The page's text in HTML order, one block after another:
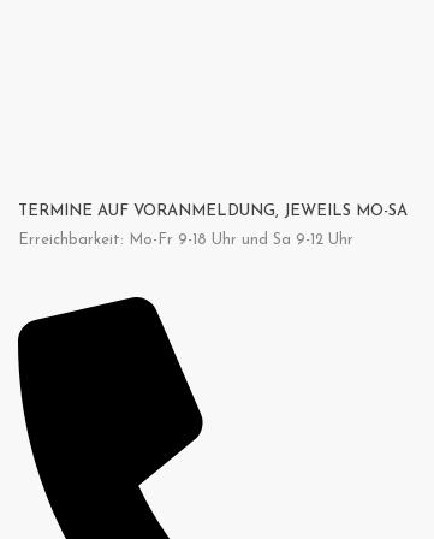
TERMINE AUF VORANMELDUNG, JEWEILS MO-SA
Erreichbarkeit: Mo-Fr 9-18 Uhr und Sa 9-12 Uhr